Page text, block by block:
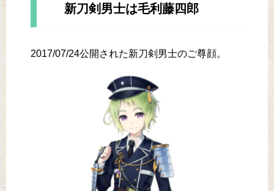
新刀剣男士は毛利藤四郎
2017/07/24公開された新刀剣男士のご尊顔。